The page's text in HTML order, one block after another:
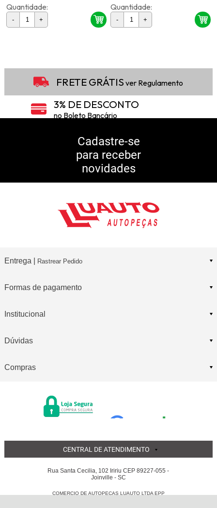
Quantidade:
- +
Quantidade:
- +
FRETE GRÁTIS ver Regulamento
3% DE DESCONTO
no Boleto Bancário
5% DE DESCONTO
10% DE CASHBACK
Consulte Regulamento
Cadastre-se
para receber
novidades
Entrega | Rastrear Pedido
Formas de pagamento
Institucional
Dúvidas
Compras
CENTRAL DE ATENDIMENTO
Rua Santa Cecilia, 102 Iririu CEP 89227-055 -
Joinville - SC
COMERCIO DE AUTOPECAS LUAUTO LTDA EPP